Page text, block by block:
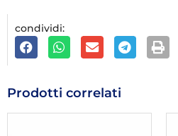
condividi:
Prodotti correlati